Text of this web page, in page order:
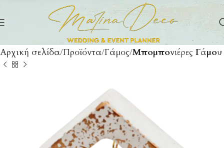
Αρχική σελίδα Προϊόντα Γάμος Μπομπονιέρες Γάμου